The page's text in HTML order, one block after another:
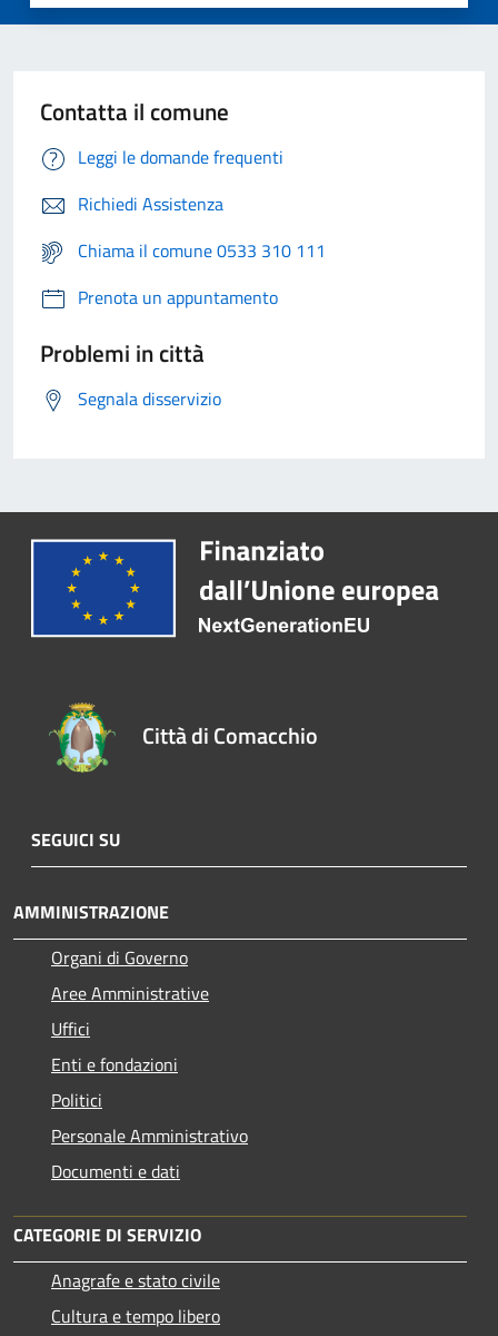
Contatta il comune
Leggi le domande frequenti
Richiedi Assistenza
Chiama il comune 0533 310 111
Prenota un appuntamento
Problemi in città
Segnala disservizio
Città di Comacchio
SEGUICI SU
AMMINISTRAZIONE
Organi di Governo
Aree Amministrative
Uffici
Enti e fondazioni
Politici
Personale Amministrativo
Documenti e dati
CATEGORIE DI SERVIZIO
Anagrafe e stato civile
Cultura e tempo libero